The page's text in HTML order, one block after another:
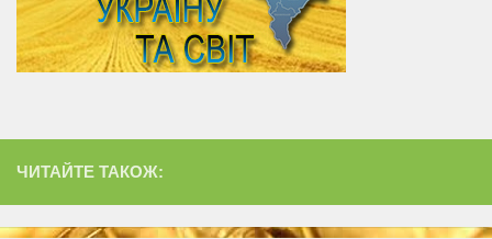
ЧИТАЙТЕ ТАКОЖ: